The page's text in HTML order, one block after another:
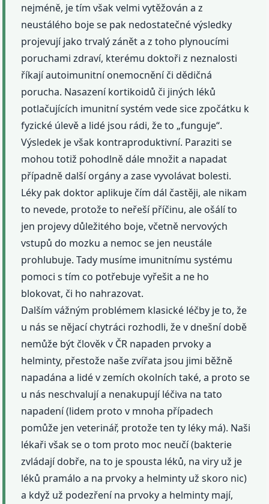
nejméně, je tím však velmi vytěžován a z
neustálého boje se pak nedostatečné výsledky
projevují jako trvalý zánět a z toho plynoucími
poruchami zdraví, kterému doktoři z neznalosti
říkají autoimunitní onemocnění či dědičná
porucha. Nasazení kortikoidů či jiných léků
potlačujících imunitní systém vede sice zpočátku k
fyzické úlevě a lidé jsou rádi, že to „funguje“.
Výsledek je však kontraproduktivní. Paraziti se
mohou totiž pohodlně dále množit a napadat
případně další orgány a zase vyvolávat bolesti.
Léky pak doktor aplikuje čím dál častěji, ale nikam
to nevede, protože to neřeší příčinu, ale ošálí to
jen projevy důležitého boje, včetně nervových
vstupů do mozku a nemoc se jen neustále
prohlubuje. Tady musíme imunitnímu systému
pomoci s tím co potřebuje vyřešit a ne ho
blokovat, či ho nahrazovat.
Dalším vážným problémem klasické léčby je to, že
u nás se nějací chytráci rozhodli, že v dnešní době
nemůže být člověk v ČR napaden prvoky a
helminty, přestože naše zvířata jsou jimi běžně
napadána a lidé v zemích okolních také, a proto se
u nás neschvalují a nenakupují léčiva na tato
napadení (lidem proto v mnoha případech
pomůže jen veterinář, protože ten ty léky má). Naši
lékaři však se o tom proto moc neučí (bakterie
zvládají dobře, na to je spousta léků, na viry už je
léků pramálo a na prvoky a helminty už skoro nic)
a když už podezření na prvoky a helminty mají,